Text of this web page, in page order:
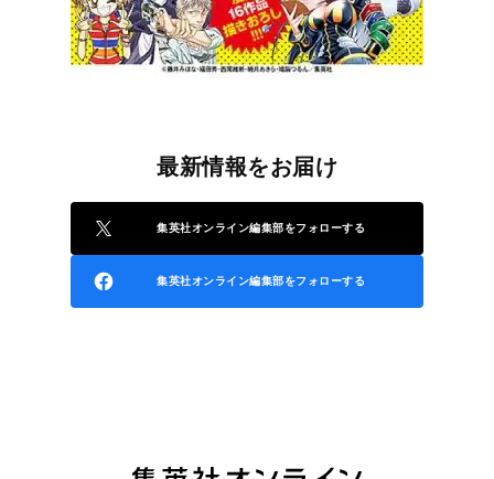
最新情報をお届け
集英社オンライン編集部をフォローする
集英社オンライン編集部をフォローする